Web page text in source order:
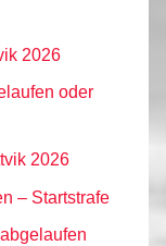
2026
oder
2026
– Startstrafe